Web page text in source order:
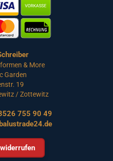
& More
Garden
19
/ Zottewitz
755 90 49